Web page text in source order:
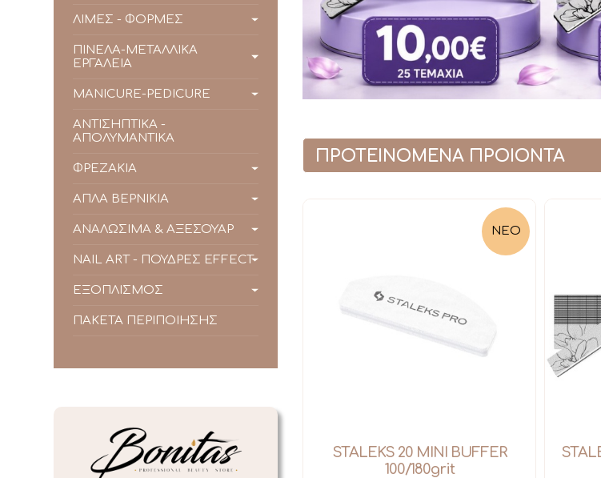
ΛΙΜΕΣ - ΦΟΡΜΕΣ
ΠΙΝΕΛΑ-ΜΕΤΑΛΛΙΚΑ
ΕΡΓΑΛΕΙΑ
MANICURE-PEDICURE
ΑΝΤΙΣΗΠΤΙΚΑ -
ΑΠΟΛΥΜΑΝΤΙΚΑ
ΦΡΕΖΑΚΙΑ
ΑΠΛΑ ΒΕΡΝΙΚΙΑ
ΑΝΑΛΩΣΙΜΑ & ΑΞΕΣΟΥΑΡ
NAIL ART - ΠΟΥΔΡΕΣ EFFECT
ΕΞΟΠΛΙΣΜΟΣ
ΠΑΚΕΤΑ ΠΕΡΙΠΟΙΗΣΗΣ
ΠΡΟΤΕΙΝΟΜΕΝΑ ΠΡΟΙΟΝΤΑ
STALEKS 20 MINI BUFFER
100/180grit
ΝΕΟ